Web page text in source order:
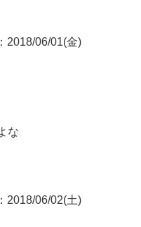
：2018/06/01(金)
な
：2018/06/02(土)